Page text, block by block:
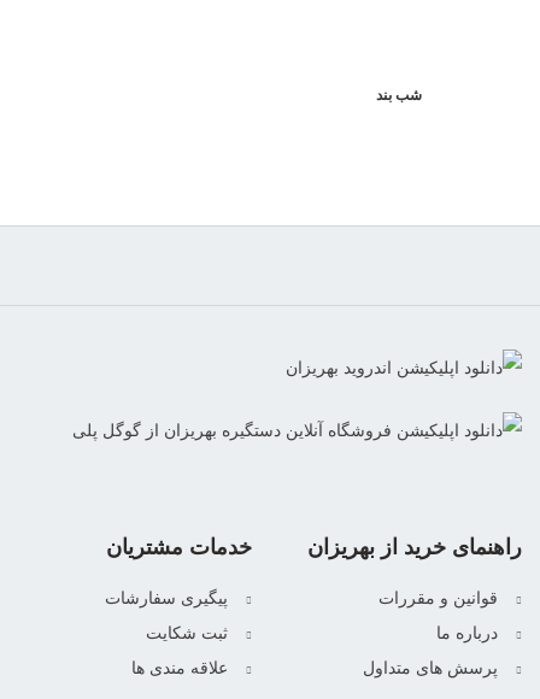
شب بند
خدمات مشتریان
پیگیری سفارشات
ثبت شکایت
علاقه مندی ها
راهنمای خرید از بهریزان
قوانین و مقررات
درباره ما
پرسش های متداول